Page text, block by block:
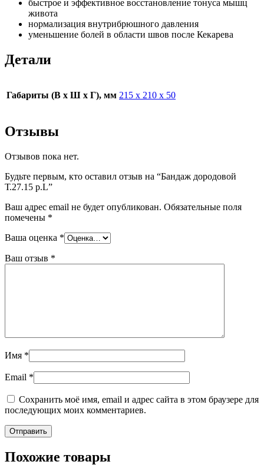
быстрое и эффективное восстановление тонуса мышц
живота
нормализация внутрибрюшного давления
уменьшение болей в области швов после Кекарева
Детали
Габариты (В х Ш х Г), мм 215 х 210 х 50
Отзывы
Отзывов пока нет.
Будьте первым, кто оставил отзыв на “Бандаж дородовой
Т.27.15 р.L”
Ваш адрес email не будет опубликован. Обязательные поля
помечены *
Ваша оценка *
Ваш отзыв *
Имя *
Email *
Сохранить моё имя, email и адрес сайта в этом браузере для
последующих моих комментариев.
Похожие товары